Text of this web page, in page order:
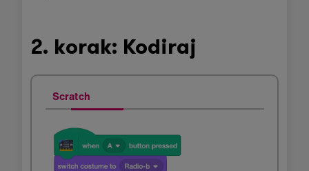
2. korak: Kodiraj
Scratch